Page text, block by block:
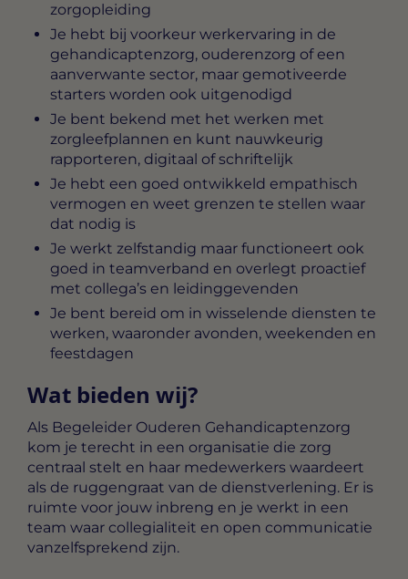
zorgopleiding
Je hebt bij voorkeur werkervaring in de
gehandicaptenzorg, ouderenzorg of een
aanverwante sector, maar gemotiveerde
starters worden ook uitgenodigd
Je bent bekend met het werken met
zorgleefplannen en kunt nauwkeurig
rapporteren, digitaal of schriftelijk
Je hebt een goed ontwikkeld empathisch
vermogen en weet grenzen te stellen waar
dat nodig is
Je werkt zelfstandig maar functioneert ook
goed in teamverband en overlegt proactief
met collega’s en leidinggevenden
Je bent bereid om in wisselende diensten te
werken, waaronder avonden, weekenden en
feestdagen
Wat bieden wij?
Als Begeleider Ouderen Gehandicaptenzorg
kom je terecht in een organisatie die zorg
centraal stelt en haar medewerkers waardeert
als de ruggengraat van de dienstverlening. Er is
ruimte voor jouw inbreng en je werkt in een
team waar collegialiteit en open communicatie
vanzelfsprekend zijn.